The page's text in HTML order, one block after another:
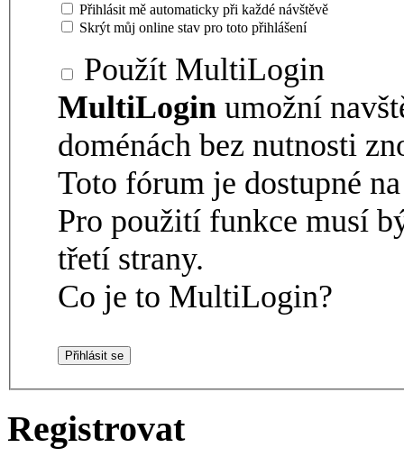
Přihlásit mě automaticky při každé návštěvě
Skrýt můj online stav pro toto přihlášení
Použít MultiLogin
MultiLogin umožní
doménách bez nutnosti
Toto fórum je dostupné
Pro použití funkce musí
třetí strany.
Co je to MultiLogin?
Registrovat